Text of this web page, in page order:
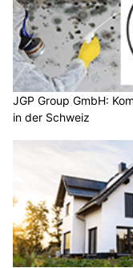
JGP Group GmbH:
in der Schweiz